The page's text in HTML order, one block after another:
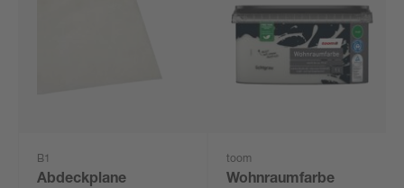
B1
Abdeckplane
toom
Wohnraumfarbe